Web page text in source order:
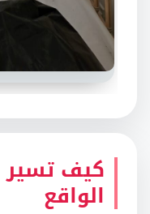
كيف تسير
الواقع